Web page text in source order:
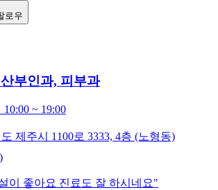
로우
산부인과, 피부과
10:00 ~ 19:00
제주시 1100로 3333, 4층 (노형동)
)
이 좋아요 진료도 잘 하시네요"